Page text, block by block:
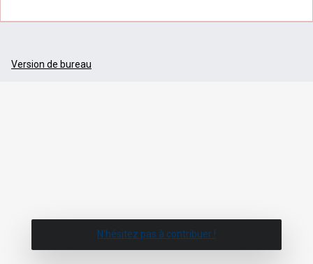
Version de bureau
N'hésitez pas à contribuer !